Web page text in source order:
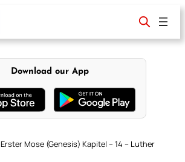
Download our App
Erster Mose (Genesis) Kapitel – 14 – Luther